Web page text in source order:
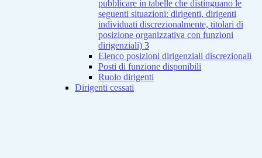
pubblicare in tabelle che distinguano le
seguenti situazioni: dirigenti, dirigenti
individuati discrezionalmente, titolari di
posizione organizzativa con funzioni
dirigenziali) 3
Elenco posizioni dirigenziali discrezionali
Posti di funzione disponibili
Ruolo dirigenti
Dirigenti cessati